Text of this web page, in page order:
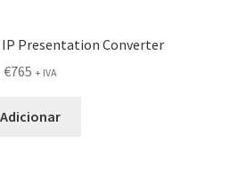
IP Presentation Converter
€765 + IVA
Adicionar